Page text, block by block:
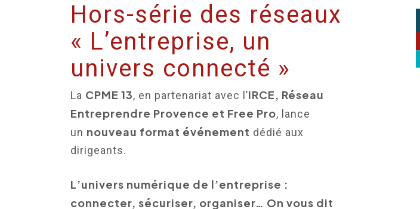
Hors-série des réseaux
« L’entreprise, un
univers connecté »
La CPME 13, en partenariat avec l’IRCE, Réseau
Entreprendre Provence et Free Pro, lance
un nouveau format événement dédié aux
dirigeants.
L’univers numérique de l’entreprise :
connecter, sécuriser, organiser… On vous dit